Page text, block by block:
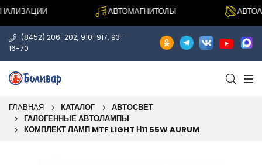
АВТОМАГНИТОЛЫ
(8452) 206-202, 910-917, 93-
16-70
ГЛАВНАЯ КАТАЛОГ
АВТОСВЕТ
ГАЛОГЕННЫЕ АВТОЛАМПЫ
КОМПЛЕКТ ЛАМП MTF LIGHT Н11 55W AURUM